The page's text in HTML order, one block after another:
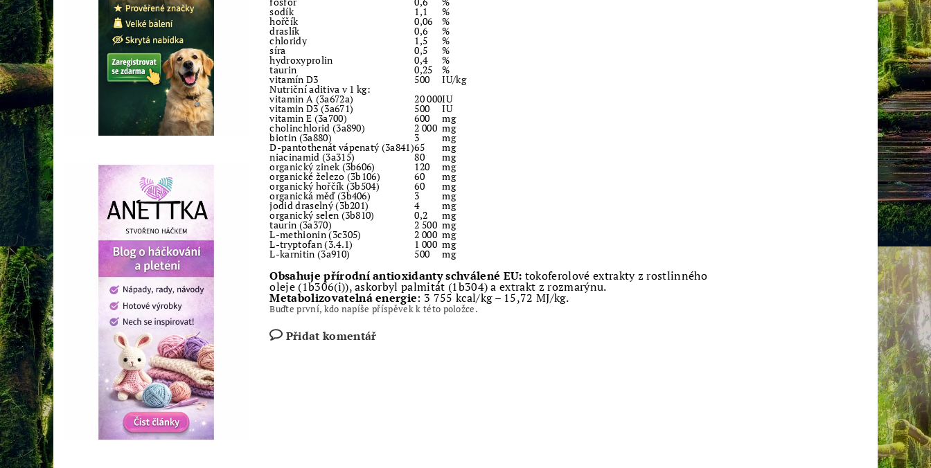
sodík 1,1 %
hořčík 0,06 %
draslík 0,6 %
chloridy 1,5 %
síra 0,5 %
hydroxyprolin 0,4 %
taurin 0,25 %
vitamín D3 500 IU/kg
Nutriční aditiva v 1 kg:
vitamin A (3a672a) 20 000IU
vitamin D3 (3a671) 500 IU
vitamin E (3a700) 600 mg
cholinchlorid (3a890) 2 000 mg
biotin (3a880) 3 mg
D-pantothenát vápenatý (3a841)65 mg
niacinamid (3a315) 80 mg
organický zinek (3b606) 120 mg
organické železo (3b106) 60 mg
organický hořčík (3b504) 60 mg
organická měď (3b406) 3 mg
jodid draselný (3b201) 4 mg
organický selen (3b810) 0,2 mg
taurin (3a370) 2 500 mg
L-methionin (3c305) 2 000 mg
L-tryptofan (3.4.1) 1 000 mg
L-karnitin (3a910) 500 mg
Obsahuje přírodní antioxidanty schválené EU: tokoferolové extrakty z rostlinného
oleje (1b306(i)), askorbyl palmitát (1b304) a extrakt z rozmarýnu.
Metabolizovatelná energie: 3 755 kcal/kg – 15,72 MJ/kg.
Buďte první, kdo napíše příspěvek k této položce.
Přidat komentář